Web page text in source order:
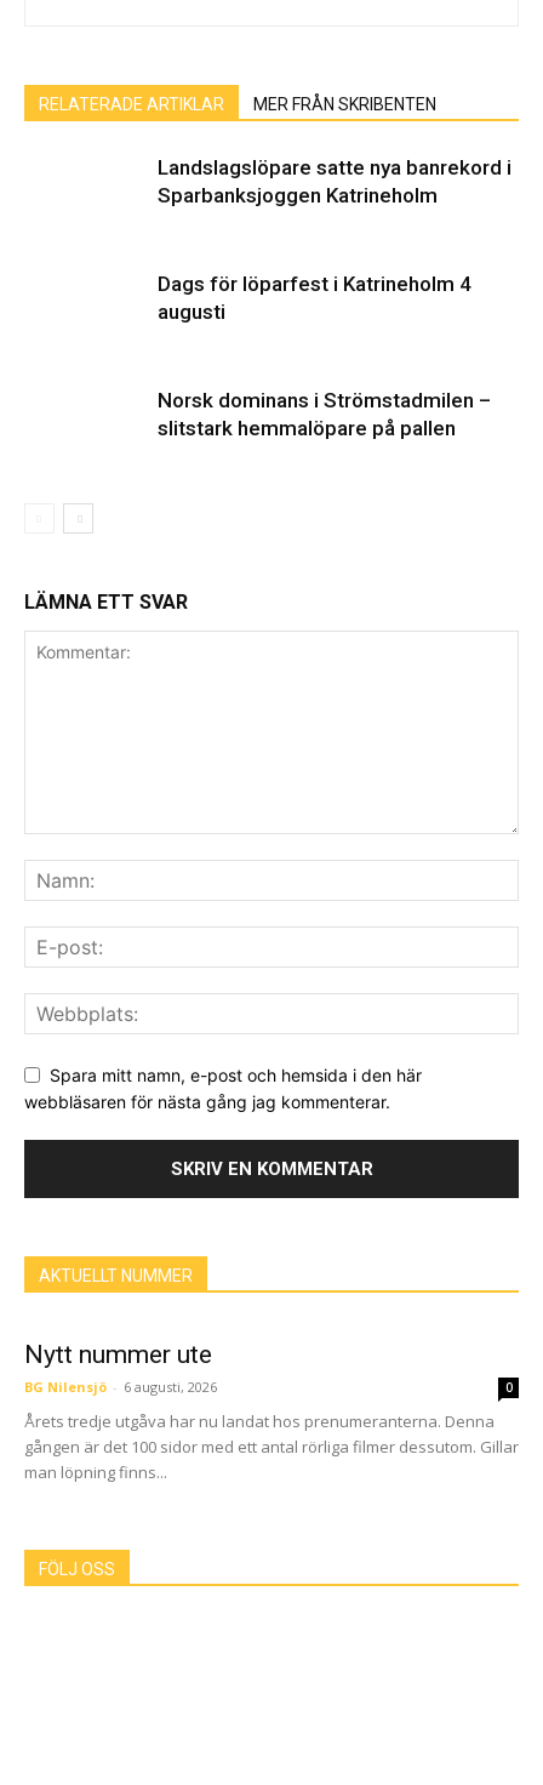
RELATERADE ARTIKLAR MER FRÅN SKRIBENTEN
Landslagslöpare satte nya banrekord i
Sparbanksjoggen Katrineholm
Dags för löparfest i Katrineholm 4
augusti
Norsk dominans i Strömstadmilen –
slitstark hemmalöpare på pallen
LÄMNA ETT SVAR
Spara mitt namn, e-post och hemsida i den här
webbläsaren för nästa gång jag kommenterar.
AKTUELLT NUMMER
Nytt nummer ute
BG Nilensjö - 6 augusti, 2026 0
Årets tredje utgåva har nu landat hos prenumeranterna. Denna
gången är det 100 sidor med ett antal rörliga filmer dessutom. Gillar
man löpning finns...
FÖLJ OSS